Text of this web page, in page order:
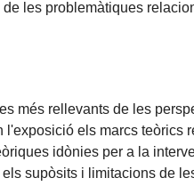
les problemàtiques
més rellevants de les
els marcs teòrics
idònies per a la
supòsits i limitacions de